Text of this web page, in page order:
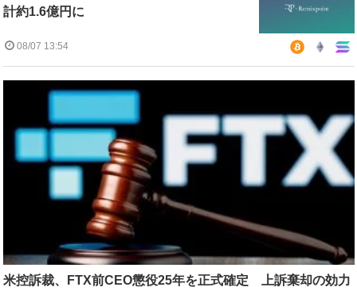
計約1.6億円に
08/07 13:54
米控訴裁、FTX前CEO懲役25年を正式確定 上訴棄却の効力